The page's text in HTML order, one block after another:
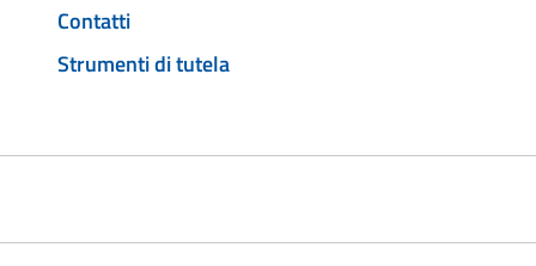
Contatti
Strumenti di tutela